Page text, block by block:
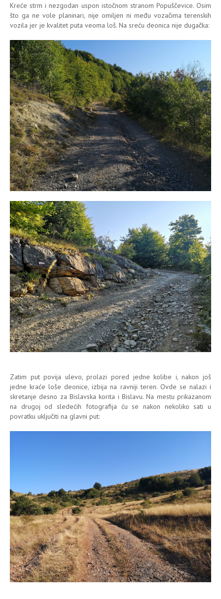
Kreće strm i nezgodan uspon istočnom stranom Popuščevice. Osim
što ga ne vole planinari, nije omiljen ni među vozačima terenskih
vozila jer je kvalitet puta veoma loš. Na sreću deonica nije dugačka:
Zatim put povija ulevo, prolazi pored jedne kolibe i, nakon još
jedne kraće loše deonice, izbija na ravniji teren. Ovde se nalazi i
skretanje desno za Bislavska korita i Bislavu. Na mestu prikazanom
na drugoj od sledećih fotografija ću se nakon nekoliko sati u
povratku uključiti na glavni put: